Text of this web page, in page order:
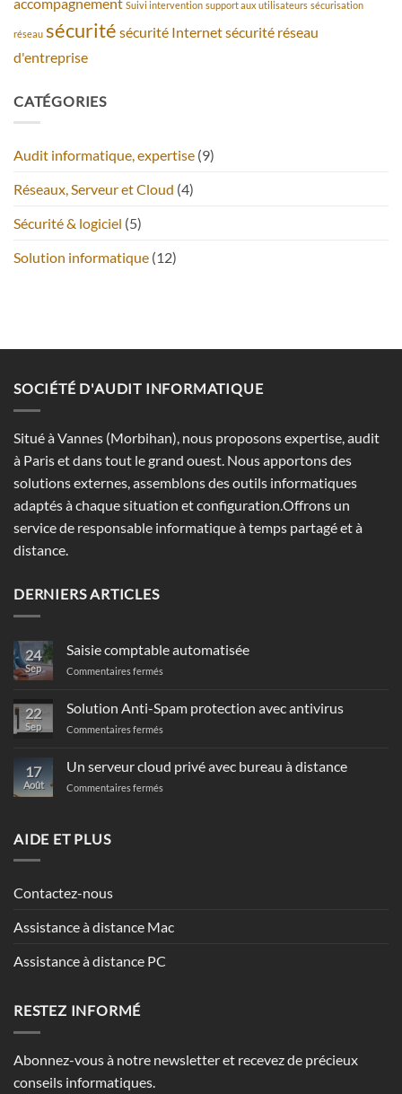
Suivi intervention support aux utilisateurs sécurisation
réseau sécurité sécurité Internetsécurité réseau
d'entreprise
CATÉGORIES
Audit informatique, expertise (9)
Réseaux, Serveur et Cloud (4)
Sécurité & logiciel (5)
Solution informatique (12)
SOCIÉTÉ D'AUDIT INFORMATIQUE
Situé à Vannes (Morbihan), nous proposons expertise, audit
à Paris et dans tout le grand ouest. Nous apportons des
solutions externes, assemblons des outils informatiques
adaptés à chaque situation et configuration.Offrons un
service de responsable informatique à temps partagé et à
distance.
DERNIERS ARTICLES
24
Sep
Saisie comptable automatisée
Commentaires fermés
automatisée
22
Sep
Solution Anti-Spam protection avec antivirus
Commentaires fermés
Spam
protection
17
Août
Un serveur cloud privé avec bureau à distance
Commentaires fermés
AIDE ET PLUS
Contactez-nous
Assistance à distance Mac
Assistance à distance PC
RESTEZ INFORMÉ
Abonnez-vous à notre newsletter et recevez de précieux
conseils informatiques.